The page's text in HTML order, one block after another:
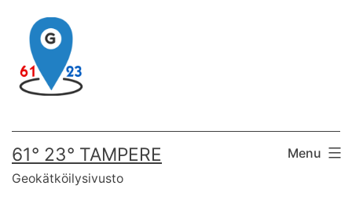
content
61° 23° TAMPERE
Geokätköilysivusto
Menu